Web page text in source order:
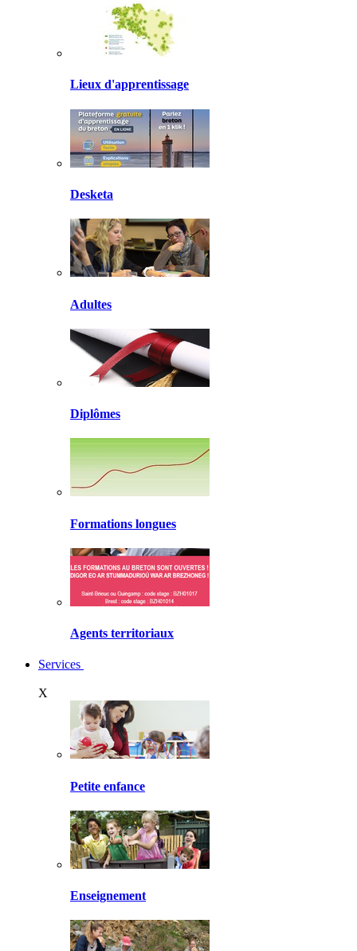
Lieux d'apprentissage
Desketa
Adultes
Diplômes
Formations longues
Agents territoriaux
Services
X
Petite enfance
Enseignement